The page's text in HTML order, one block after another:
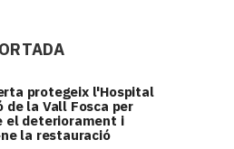
protegeix l'Hospital
de la Vall Fosca per
el deteriorament i
la restauració